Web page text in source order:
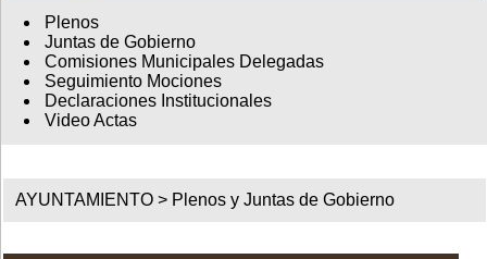
Plenos
Juntas de Gobierno
Comisiones Municipales Delegadas
Seguimiento Mociones
Declaraciones Institucionales
Video Actas
AYUNTAMIENTO > Plenos y Juntas de Gobierno